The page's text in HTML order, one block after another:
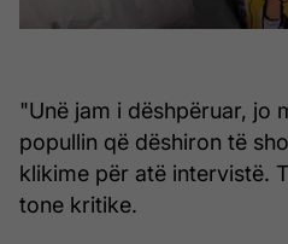
"Unë jam i dëshpëruar, jo
popullin që dëshiron të
klikime për atë intervistë.
tone kritike.